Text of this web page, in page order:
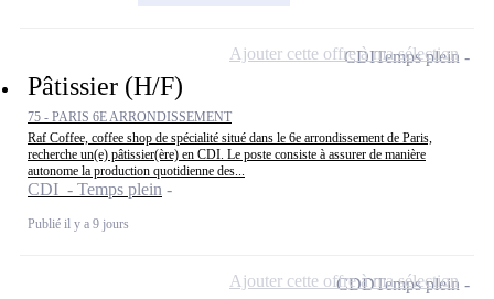
Pâtissier (H/F)
75 - PARIS 6E ARRONDISSEMENT
Raf Coffee, coffee shop de spécialité situé dans le 6e arrondissement de Paris,
recherche un(e) pâtissier(ère) en CDI. Le poste consiste à assurer de manière
autonome la production quotidienne des...
CDI - Temps plein
Publié il y a 9 jours
CDITemps plein
Ajouter cette offre à ma sélection
CDDTemps plein
Ajouter cette offre à ma sélection